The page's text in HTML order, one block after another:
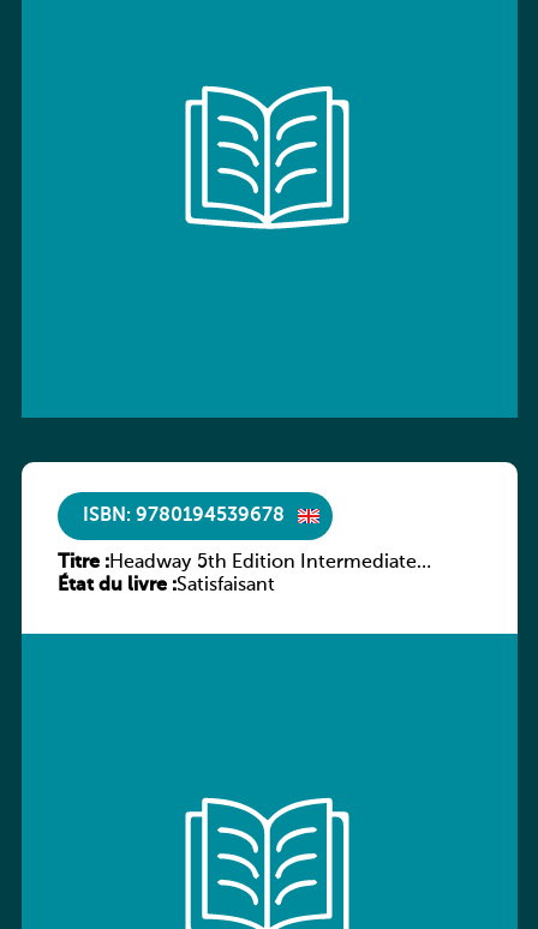
ISBN: 9780194539678
Titre :Headway 5th Edition Intermediate
Workbook without key
État du livre :Satisfaisant